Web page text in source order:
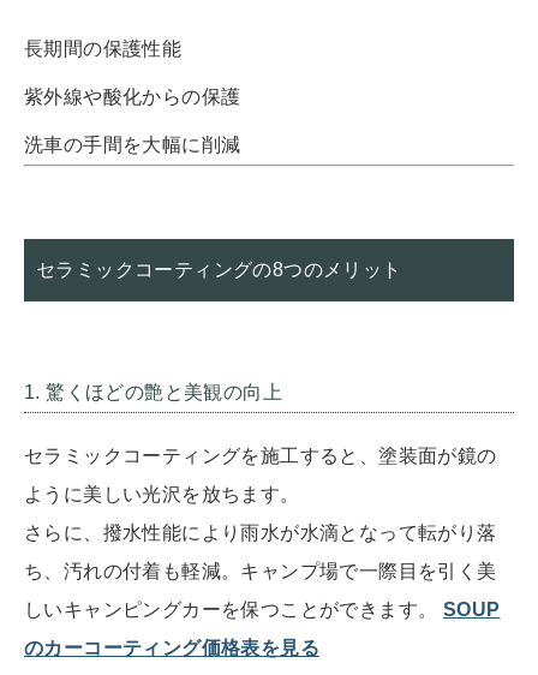
長期間の保護性能
紫外線や酸化からの保護
洗車の手間を大幅に削減
セラミックコーティングの8つのメリット
1. 驚くほどの艶と美観の向上
セラミックコーティングを施工すると、塗装面が鏡の
ように美しい光沢を放ちます。
さらに、撥水性能により雨水が水滴となって転がり落
ち、汚れの付着も軽減。キャンプ場で一際目を引く美
しいキャンピングカーを保つことができます。 SOUP
のカーコーティング価格表を見る